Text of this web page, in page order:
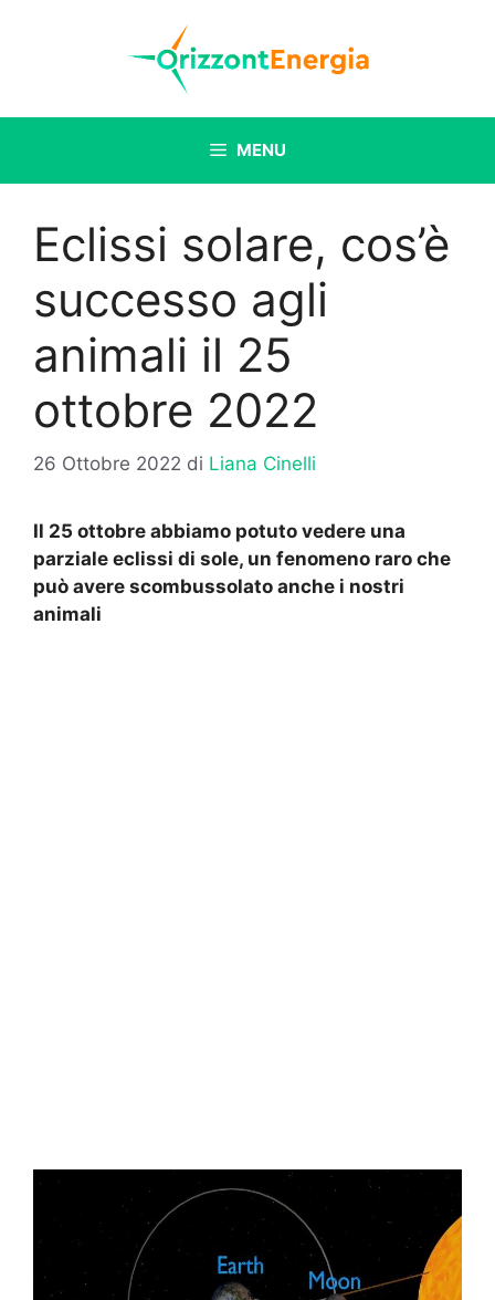
MENU
Eclissi solare, cos’è
successo agli
animali il 25
ottobre 2022
26 Ottobre 2022 di Liana Cinelli
Il 25 ottobre abbiamo potuto vedere una
parziale eclissi di sole, un fenomeno raro che
può avere scombussolato anche i nostri
animali